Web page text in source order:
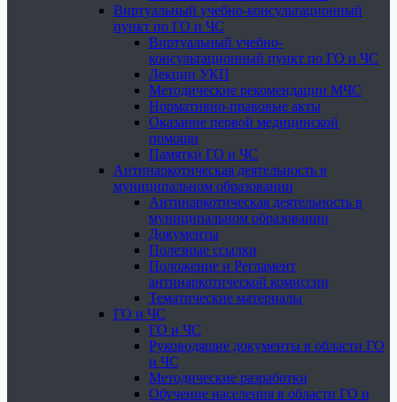
Виртуальный учебно-консультационный
пункт по ГО и ЧС
Виртуальный учебно-
консультационный пункт по ГО и ЧС
Лекции УКП
Методические рекомендации МЧС
Нормативно-правовые акты
Оказание первой медицинской
помощи
Памятки ГО и ЧС
Антинаркотическая деятельность в
муниципальном образовании
Антинаркотическая деятельность в
муниципальном образовании
Документы
Полезные ссылки
Положение и Регламент
антинаркотической комиссии
Тематические материалы
ГО и ЧС
ГО и ЧС
Руководящие документы в области ГО
и ЧС
Методические разработки
Обучение населения в области ГО и